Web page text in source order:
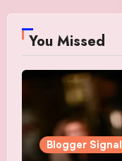
You Missed
Blogger Signal